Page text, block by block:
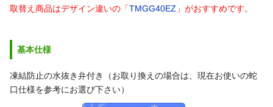
取替え商品はデザイン違いの「TMGG40EZ 」がおすすめです。
基本仕様
凍結防止の水抜き弁付き（お取り換えの場合は、現在お使いの蛇
口仕様を参考にお選び下さい）